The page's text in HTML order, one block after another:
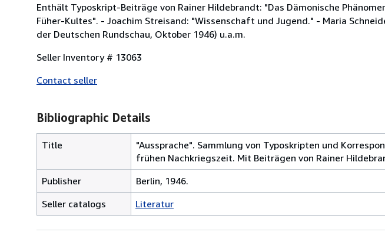
Enthält Typoskript-Beiträge von Rainer Hildebrandt: "Das Dämonische
Füher-Kultes". - Joachim Streisand: "Wissenschaft und Jugend." - Maria
der Deutschen Rundschau, Oktober 1946) u.a.m.
Seller Inventory # 13063
Contact seller
Bibliographic Details
Title
"Aussprache". Sammlung von Typoskripten und
frühen Nachkriegszeit. Mit Beiträgen von Rainer
Publisher
Berlin, 1946.
Seller catalogs
Literatur